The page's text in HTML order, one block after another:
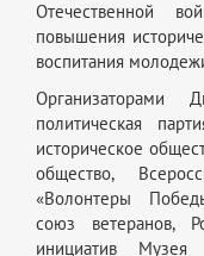
Отечественной
повышения
воспитания
Организаторами
политическая
историческое
общество,
«Волонтеры
союз ветеранов,
инициатив Музея